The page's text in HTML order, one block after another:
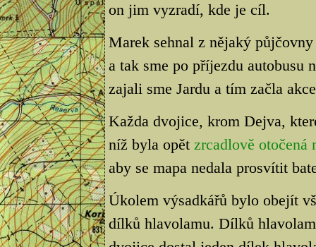
on jim vyzradí, kde je cíl.
Marek sehnal z nějaký
a tak sme po příjezdu
zajali sme Jardu a tím začla
Každa dvojice, krom Dejva,
níž byla opět zrcadlově otočená
aby se mapa nedala prosvítit
Úkolem výsadkářů bylo obejít
dílků hlavolamu. Dílků